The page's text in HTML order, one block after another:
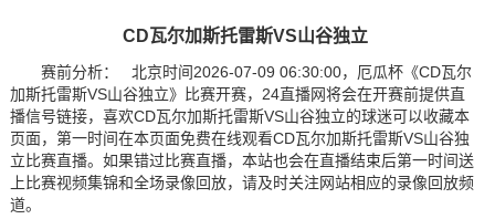
CD瓦尔加斯托雷斯VS山谷独立
赛前分析： 北京时间2026-07-09 06:30:00，厄瓜杯《CD瓦尔
加斯托雷斯VS山谷独立》比赛开赛，24直播网将会在开赛前提供直
播信号链接，喜欢CD瓦尔加斯托雷斯VS山谷独立的球迷可以收藏本
页面，第一时间在本页面免费在线观看CD瓦尔加斯托雷斯VS山谷独
立比赛直播。如果错过比赛直播，本站也会在直播结束后第一时间送
上比赛视频集锦和全场录像回放，请及时关注网站相应的录像回放频
道。